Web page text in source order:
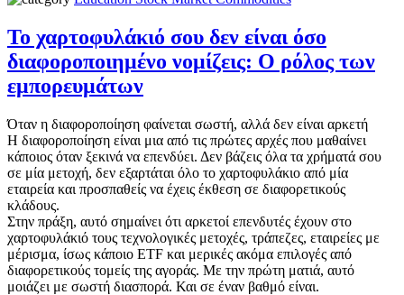
Το χαρτοφυλάκιό σου δεν είναι όσο
διαφοροποιημένο νομίζεις: Ο ρόλος των
εμπορευμάτων
Όταν η διαφοροποίηση φαίνεται σωστή, αλλά δεν είναι αρκετή
Η διαφοροποίηση είναι μια από τις πρώτες αρχές που μαθαίνει
κάποιος όταν ξεκινά να επενδύει. Δεν βάζεις όλα τα χρήματά σου
σε μία μετοχή, δεν εξαρτάται όλο το χαρτοφυλάκιο από μία
εταιρεία και προσπαθείς να έχεις έκθεση σε διαφορετικούς
κλάδους.
Στην πράξη, αυτό σημαίνει ότι αρκετοί επενδυτές έχουν στο
χαρτοφυλάκιό τους τεχνολογικές μετοχές, τράπεζες, εταιρείες με
μέρισμα, ίσως κάποιο ETF και μερικές ακόμα επιλογές από
διαφορετικούς τομείς της αγοράς. Με την πρώτη ματιά, αυτό
μοιάζει με σωστή διασπορά. Και σε έναν βαθμό είναι.